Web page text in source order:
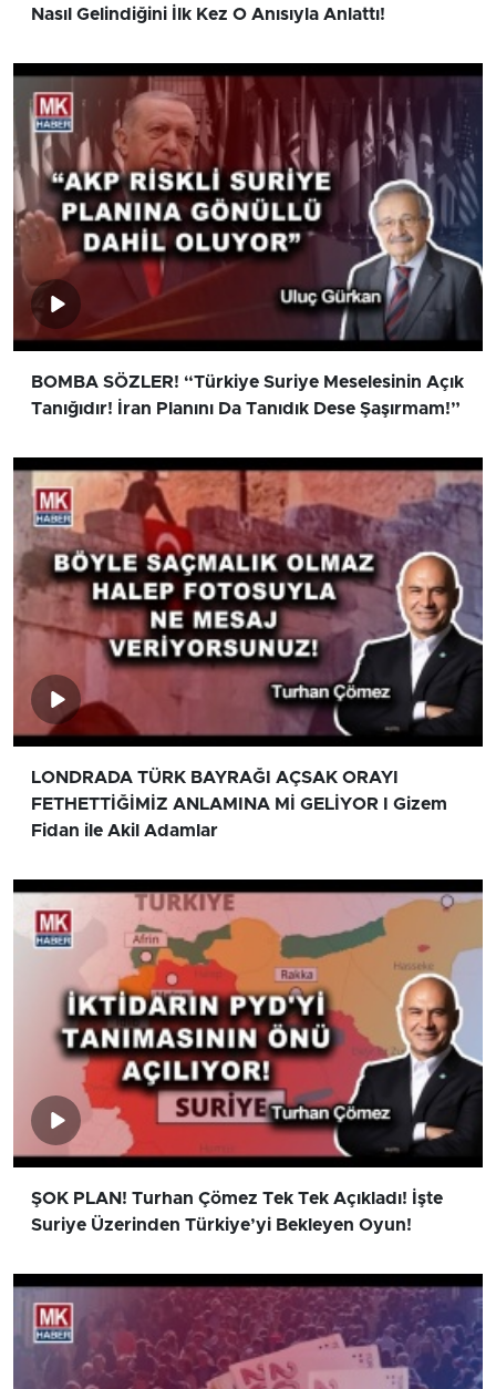
Nasıl Gelindiğini İlk Kez O Anısıyla Anlattı!
BOMBA SÖZLER! “Türkiye Suriye Meselesinin Açık
Tanığıdır! İran Planını Da Tanıdık Dese Şaşırmam!”
LONDRADA TÜRK BAYRAĞI AÇSAK ORAYI
FETHETTİĞİMİZ ANLAMINA Mİ GELİYOR I Gizem
Fidan ile Akil Adamlar
ŞOK PLAN! Turhan Çömez Tek Tek Açıkladı! İşte
Suriye Üzerinden Türkiye’yi Bekleyen Oyun!